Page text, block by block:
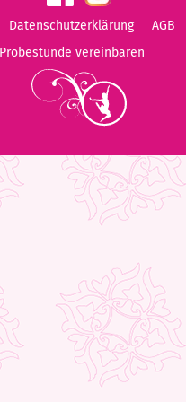
Datenschutzerklärung AGB
Probestunde vereinbaren